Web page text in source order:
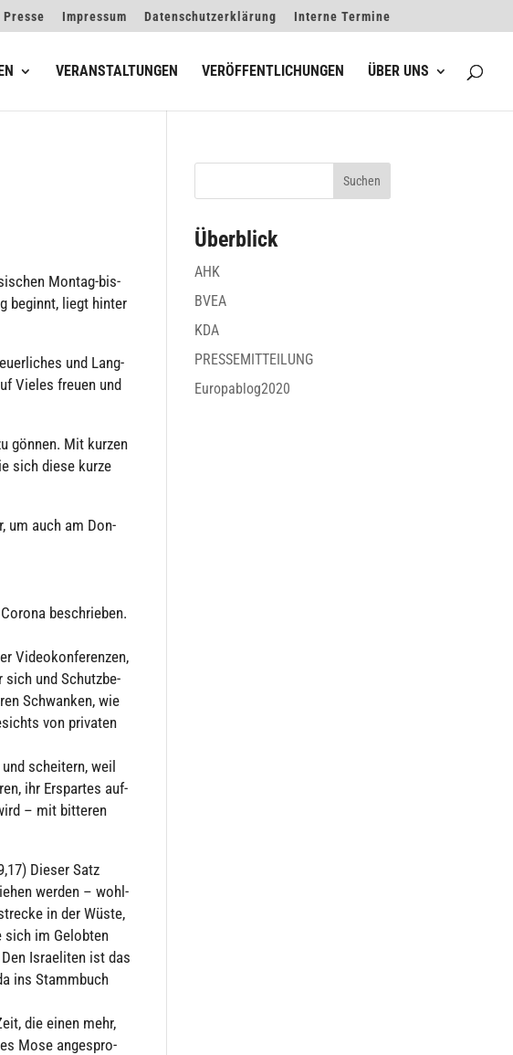
Presse Impressum Datenschutzerklärung Interne Termine
VERANSTALTUNGEN VERÖFFENTLICHUNGEN ÜBER UNS
Montag-bis-
beginnt, liegt hinter
und Lang­
Vieles freuen und
gönnen. Mit kurzen
sich diese kurze
um auch am Don­
beschrie­ben.
Video­kon­fe­ren­zen,
sich und Schutz­be­
Schwan­ken, wie
von privaten
schei­tern, weil
ihr Erspar­tes auf­
– mit bitteren
Dieser Satz
werden – wohl­
in der Wüste,
sich im Gelobten
Israe­li­ten ist das
ins Stamm­buch
die einen mehr,
Mose ange­spro­
Überblick
AHK
BVEA
KDA
PRESSEMITTEILUNG
Europablog2020